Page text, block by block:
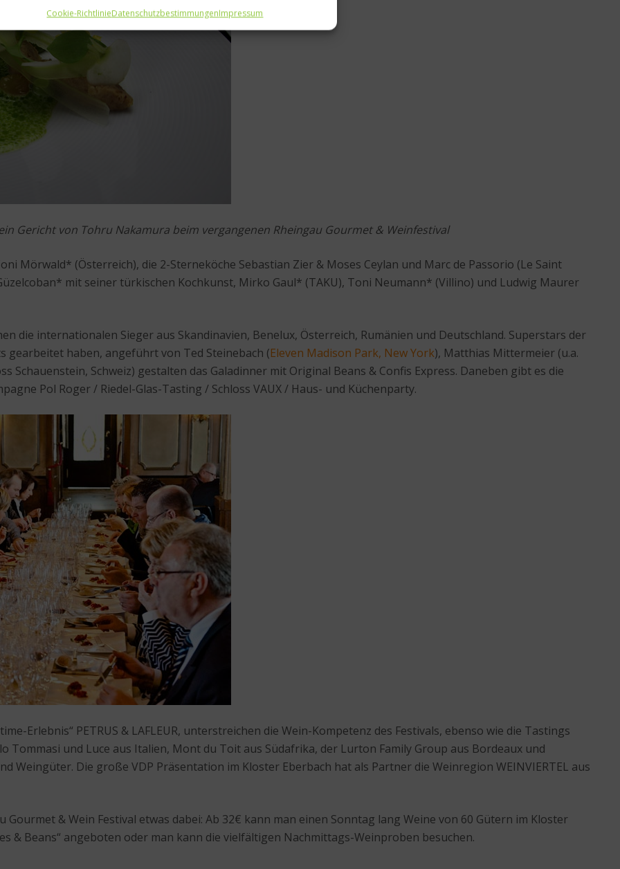
Cookie-RichtlinieDatenschutzbestimmungenImpressum
Gericht von Tohru Nakamura beim vergangenen Rheingau Gourmet & Weinfestival
Mörwald* (Österreich), die 2-Sterneköche Sebastian Zier & Moses Ceylan und Marc de Passorio (Le Saint
mit seiner türkischen Kochkunst, Mirko Gaul* (TAKU), Toni Neumann* (Villino) und Ludwig Maurer
die internationalen Sieger aus Skandinavien, Benelux, Österreich, Rumänien und Deutschland. Superstars der
gearbeitet haben, angeführt von Ted Steinebach (Eleven Madison Park, New York), Matthias Mittermeier (u.a.
Schauenstein, Schweiz) gestalten das Galadinner mit Original Beans & Confis Express. Daneben gibt es die
Pol Roger / Riedel-Glas-Tasting / Schloss VAUX / Haus- und Küchenparty.
Erlebnis“ PETRUS & LAFLEUR, unterstreichen die Wein-Kompetenz des Festivals, ebenso wie die Tastings
Tommasi und Luce aus Italien, Mont du Toit aus Südafrika, der Lurton Family Group aus Bordeaux und
Weingüter. Die große VDP Präsentation im Kloster Eberbach hat als Partner die Weinregion WEINVIERTEL aus
Gourmet & Wein Festival etwas dabei: Ab 32€ kann man einen Sonntag lang Weine von 60 Gütern im Kloster
& Beans“ angeboten oder man kann die vielfältigen Nachmittags-Weinproben besuchen.